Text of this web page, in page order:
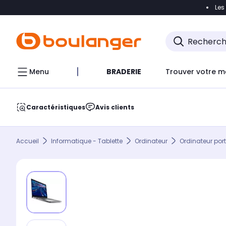
Accéder
Menu BRADERIE Trouver votre
Caractéristiques Avis clients
Accueil Informatique - Tablette Ordinateur Ordinateur